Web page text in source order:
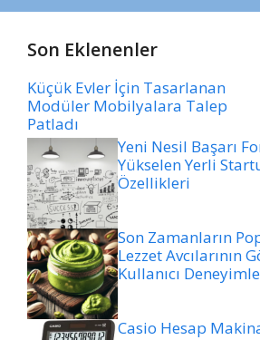
Son Eklenenler
Küçük Evler İçin Tasarlanan
Modüler Mobilyalara Talep
Patladı
Yeni Nesil Başarı
Yükselen Yerli
Özellikleri
Son Zamanların
Lezzet Avcılarının
Kullanıcı
Casio Hesap